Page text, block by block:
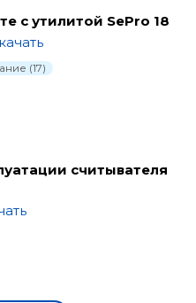
с утилитой SePro 18
(17)
считывателя